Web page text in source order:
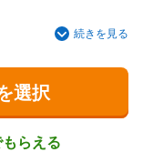
はどうしたらいい
、ご家族との意見
続きを見る
選択
らえる